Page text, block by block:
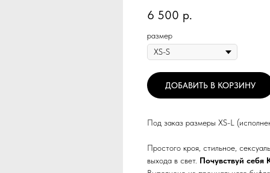
6 500 р.
размер
ДОБАВИТЬ В КОРЗИНУ
Под заказ размеры XS-L
Простого кроя, стильное,
выхода в свет. Почувствуй себя